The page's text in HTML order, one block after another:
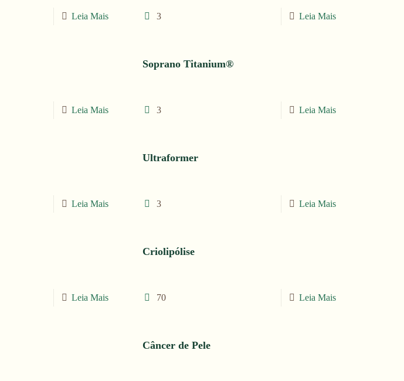
Leia Mais 3 Leia Mais
Leia Mais
Soprano Titanium®
3 Leia Mais
Leia Mais
Ultraformer
3 Leia Mais
Leia Mais
Criolipólise
70 Leia Mais
Câncer de Pele